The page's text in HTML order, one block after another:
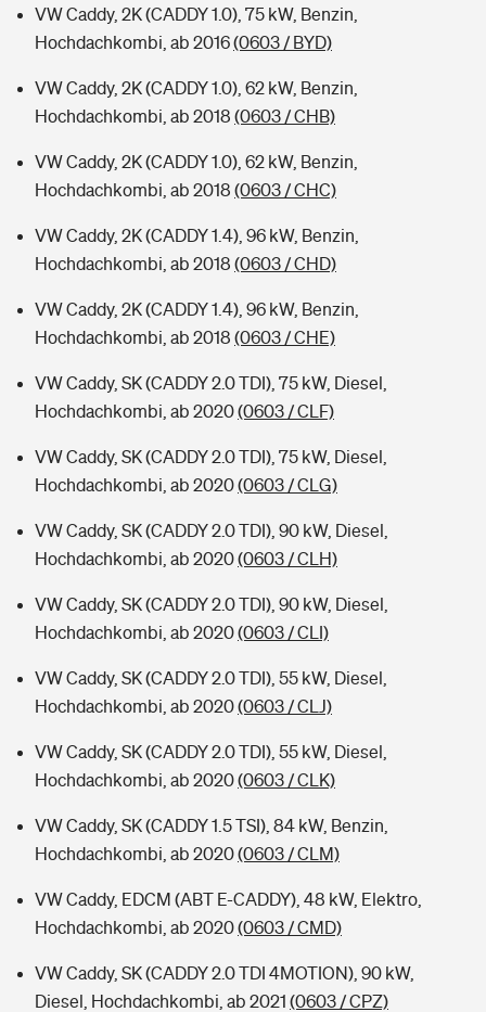
VW Caddy, 2K (CADDY 1.0), 75 kW, Benzin,
Hochdachkombi, ab 2016(0603 / BYD)
VW Caddy, 2K (CADDY 1.0), 62 kW, Benzin,
Hochdachkombi, ab 2018 (0603 / CHB)
VW Caddy, 2K (CADDY 1.0), 62 kW, Benzin,
Hochdachkombi, ab 2018 (0603 / CHC)
VW Caddy, 2K (CADDY 1.4), 96 kW, Benzin,
Hochdachkombi, ab 2018 (0603 / CHD)
VW Caddy, 2K (CADDY 1.4), 96 kW, Benzin,
Hochdachkombi, ab 2018 (0603 / CHE)
VW Caddy, SK (CADDY 2.0 TDI), 75 kW, Diesel,
Hochdachkombi, ab 2020(0603 / CLF)
VW Caddy, SK (CADDY 2.0 TDI), 75 kW, Diesel,
Hochdachkombi, ab 2020(0603 / CLG)
VW Caddy, SK (CADDY 2.0 TDI), 90 kW, Diesel,
Hochdachkombi, ab 2020(0603 / CLH)
VW Caddy, SK (CADDY 2.0 TDI), 90 kW, Diesel,
Hochdachkombi, ab 2020(0603 / CLI)
VW Caddy, SK (CADDY 2.0 TDI), 55 kW, Diesel,
Hochdachkombi, ab 2020(0603 / CLJ)
VW Caddy, SK (CADDY 2.0 TDI), 55 kW, Diesel,
Hochdachkombi, ab 2020(0603 / CLK)
VW Caddy, SK (CADDY 1.5 TSI), 84 kW, Benzin,
Hochdachkombi, ab 2020(0603 / CLM)
VW Caddy, EDCM (ABT E-CADDY), 48 kW, Elektro,
Hochdachkombi, ab 2020(0603 / CMD)
VW Caddy, SK (CADDY 2.0 TDI 4MOTION), 90 kW,
Diesel, Hochdachkombi, ab 2021 (0603 / CPZ)